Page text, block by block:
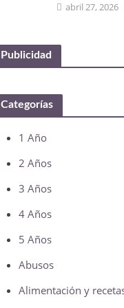
abril 27, 2026
Publicidad
Categorías
1 Año
2 Años
3 Años
4 Años
5 Años
Abusos
Alimentación y